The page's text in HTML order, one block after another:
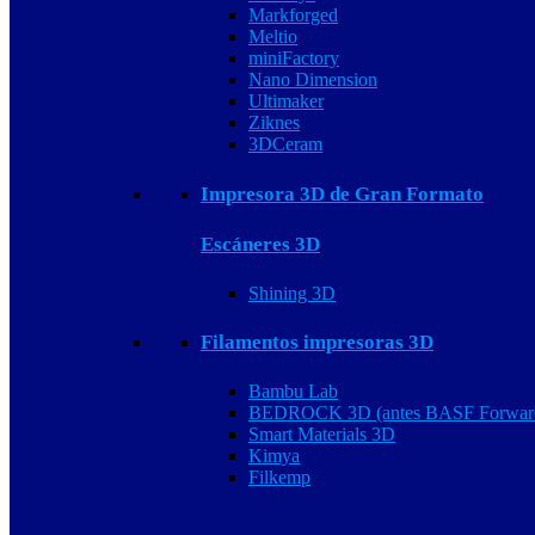
Markforged
Meltio
miniFactory
Nano Dimension
Ultimaker
Ziknes
3DCeram
Impresora 3D de Gran Formato
Escáneres 3D
Shining 3D
Filamentos impresoras 3D
Bambu Lab
BEDROCK 3D (antes BASF
Smart Materials 3D
Kimya
Filkemp